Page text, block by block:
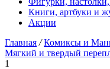
Книги, артбуки и
Акции
Главная / Комиксы и
Мягкий и твердый
1